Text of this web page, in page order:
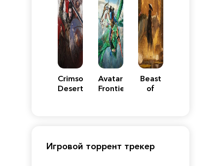
Crimson
Desert
Avatar:
Frontiers
Beast
of
Игровой торрент трекер